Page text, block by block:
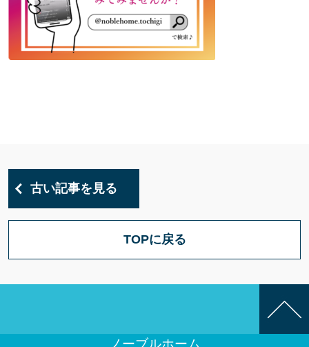
古い記事を見る
TOPに戻る
ノーブルホーム